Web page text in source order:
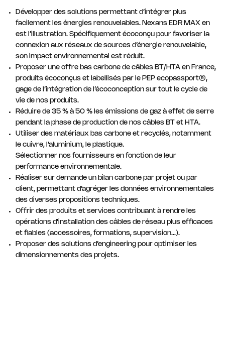
Développer des solutions permettant d’intégrer plus
facilement les énergies renouvelables. Nexans EDR MAX en
est l’illustration. Spécifiquement écoconçu pour favoriser la
connexion aux réseaux de sources d’énergie renouvelable,
son impact environnemental est réduit.
Proposer une offre bas carbone de câbles BT/HTA en France,
produits écoconçus et labellisés par le PEP ecopassport®,
gage de l’intégration de l’écoconception sur tout le cycle de
vie de nos produits.
Réduire de 35 % à 50 % les émissions de gaz à effet de serre
pendant la phase de production de nos câbles BT et HTA.
Utiliser des matériaux bas carbone et recyclés, notamment
le cuivre, l’aluminium, le plastique.
Sélectionner nos fournisseurs en fonction de leur
performance environnementale.
Réaliser sur demande un bilan carbone par projet ou par
client, permettant d’agréger les données environnementales
des diverses propositions techniques.
Offrir des produits et services contribuant à rendre les
opérations d’installation des câbles de réseau plus efficaces
et fiables (accessoires, formations, supervision…).
Proposer des solutions d’engineering pour optimiser les
dimensionnements des projets.